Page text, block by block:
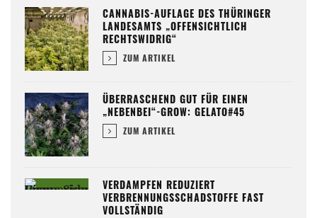
CANNABIS-AUFLAGE DES THÜRINGER
LANDESAMTS „OFFENSICHTLICH
RECHTSWIDRIG“
ZUM ARTIKEL
ÜBERRASCHEND GUT FÜR EINEN
„NEBENBEI“-GROW: GELATO#45
ZUM ARTIKEL
VERDAMPFEN REDUZIERT
VERBRENNUNGSSCHADSTOFFE FAST
VOLLSTÄNDIG